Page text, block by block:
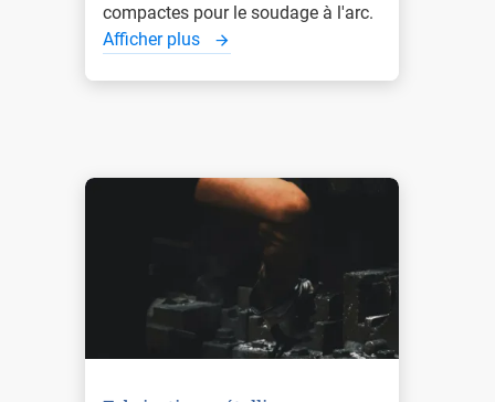
compactes pour le soudage à l'arc.
Afficher plus